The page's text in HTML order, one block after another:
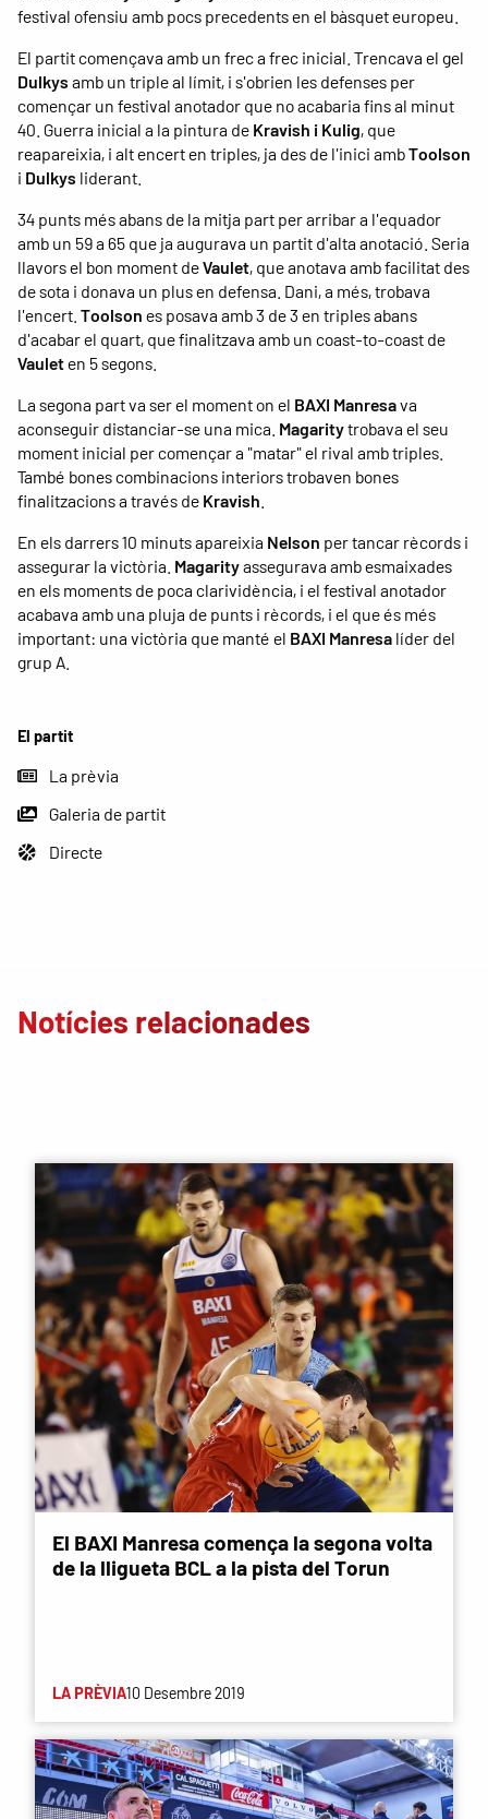
El partit
La prèvia
Galeria de partit
Directe
festival ofensiu amb pocs precedents en el bàsquet europeu.
El partit començava amb un frec a frec inicial. Trencava el gel
Dulkys amb un triple al límit, i s'obrien les defenses per
començar un festival anotador que no acabaria fins al minut
40. Guerra inicial a la pintura de Kravish i Kulig, que
reapareixia, i alt encert en triples, ja des de l'inici ambToolson
i Dulkys liderant.
34 punts més abans de la mitja part per arribar a l'equador
amb un 59 a 65 que ja augurava un partit d'alta anotació. Seria
llavors el bon moment deVaulet, que anotava amb facilitat des
de sota i donava un plus en defensa. Dani, a més, trobava
l'encert. Toolson es posava amb 3 de 3 en triples abans
d'acabar el quart, que finalitzava amb un coast-to-coast de
Vauleten 5 segons.
La segona part va ser el moment on el BAXI Manresava
aconseguir distanciar-se una mica. Magaritytrobava el seu
moment inicial per començar a "matar" el rival amb triples.
També bones combinacions interiors trobaven bones
finalitzacions a través de Kravish
En els darrers 10 minuts apareixia Nelson per tancar rècords i
assegurar la victòria. Magarityassegurava amb esmaixades
en els moments de poca clarividència, i el festival anotador
acabava amb una pluja de punts i rècords, i el que és més
important: una victòria que manté el BAXI Manresa líder del
grup A.
Notícies relacionades
El BAXI Manresa comença la segona volta
de la lligueta BCL a la pista del Torun
LA PRÈVIA10 Desembre 2019